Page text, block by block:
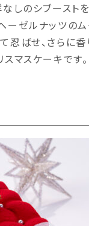
しのシブースト
ゼルナッツのム
ばせ、さらに
マスケーキです。